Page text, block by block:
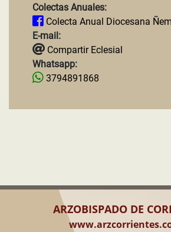
Colectas Anuales:
Colecta Anual Diocesana
E-mail:
Compartir Eclesial
Whatsapp:
3794891868
ARZOBISPADO DE